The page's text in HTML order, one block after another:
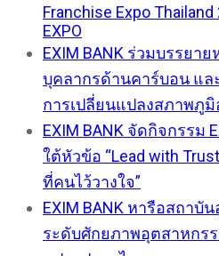
Franchise Expo Thailand
EXPO
EXIM BANK ร่วมบรรย
บุคลากรด้านคาร์บอน แ
การเปลี่ยนแปลงสภาพภู
EXIM BANK จัดกิจกรรม
ใต้หัวข้อ “Lead with
ที่คนไว้วางใจ”
EXIM BANK หารือสถาบั
ระดับศักยภาพอุตสาหกร